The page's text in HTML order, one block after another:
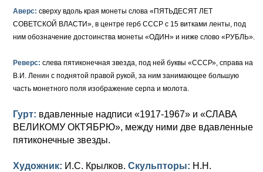
Аверс: сверху вдоль края монеты слова «ПЯТЬДЕСЯТ ЛЕТ
СОВЕТСКОЙ ВЛАСТИ», в центре герб СССР с 15 витками ленты, под
ним обозначение достоинства монеты «ОДИН» и ниже слово «РУБЛЬ».
Реверс: слева пятиконечная звезда, под ней буквы «СССР», справа на
В.И. Ленин с поднятой правой рукой, за ним занимающее большую
часть монетного поля изображение серпа и молота.
Гурт: вдавленные надписи «1917-1967» и «СЛАВА
ВЕЛИКОМУ ОКТЯБРЮ», между ними две вдавленные
пятиконечные звезды.
Художник: И.С. Крылков. Скульпторы: Н.Н.